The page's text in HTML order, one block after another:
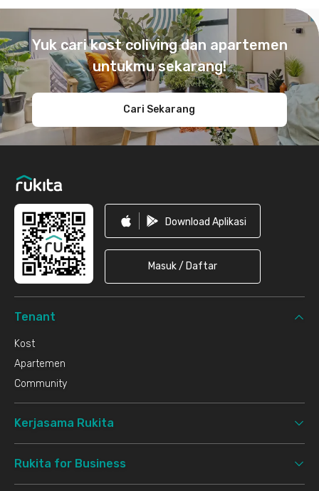
Yuk cari kost coliving dan apartemen
untukmu sekarang!
Cari Sekarang
Download Aplikasi
Masuk / Daftar
Tenant
Kost
Apartemen
Community
Kerjasama Rukita
Rukita for Business